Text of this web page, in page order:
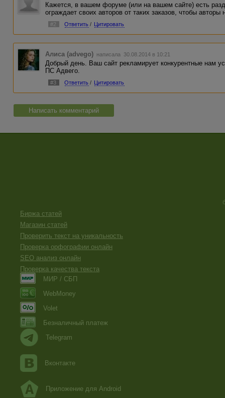
Кажется, в вашем форуме (или на вашем сайте) есть
ограждает своих авторов от таких заказов, чтобы
#2 Ответить / Цитировать
Алиса (advego) написала 30.08.2014 в 10:21
Добрый день. Ваш сайт рекламирует конкурентные нам
ПС Адвего.
#3 Ответить / Цитировать
Написать комментарий
Биржа статей
Магазин статей
Проверить текст на уникальность
Проверка орфографии онлайн
SEO анализ онлайн
Проверка качества текста
МИР / СБП
WebMoney
Volet
Безналичный платеж
Telegram
Вконтакте
Приложение для Android